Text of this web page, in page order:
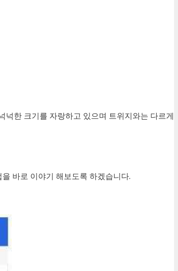
한 크기를 자랑하고 있으며 트위지와는 다르게
바로 이야기 해보도록 하겠습니다.